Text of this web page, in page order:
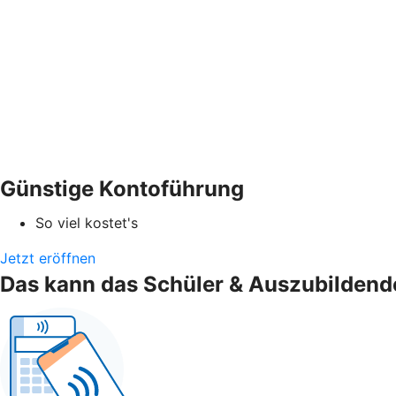
Günstige Kontoführung
So viel kostet's
Jetzt eröffnen
Das kann das Schüler &